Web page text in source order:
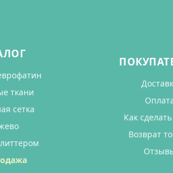
ткани
сетка
Как
Возврат